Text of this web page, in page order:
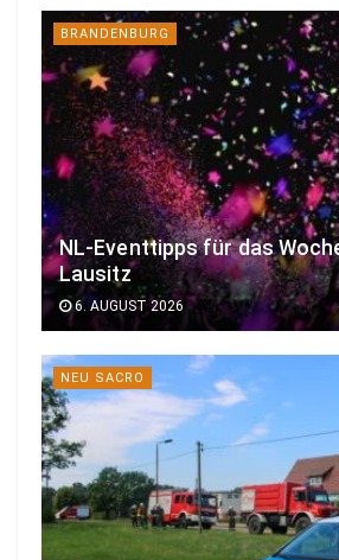
BRANDENBURG
NL-Eventtipps für das
Lausitz
6. AUGUST 2026
NEU SACRO